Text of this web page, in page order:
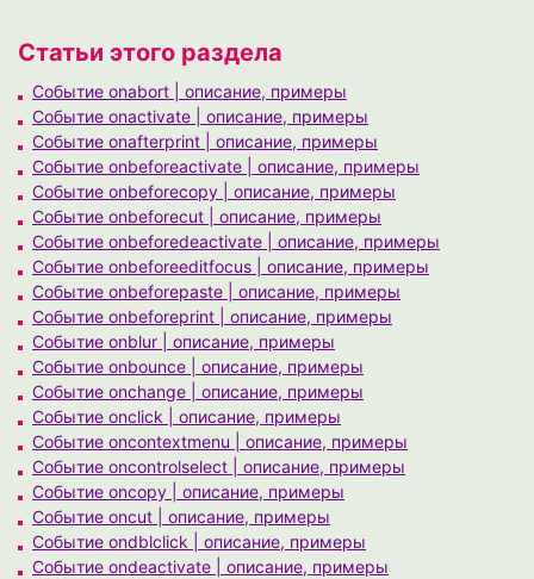
Статьи этого раздела
Событие onabort | описание, примеры
Событие onactivate | описание, примеры
Событие onafterprint | описание, примеры
Событие onbeforeactivate | описание, примеры
Событие onbeforecopy | описание, примеры
Событие onbeforecut | описание, примеры
Событие onbeforedeactivate | описание, примеры
Событие onbeforeeditfocus | описание, примеры
Событие onbeforepaste | описание, примеры
Событие onbeforeprint | описание, примеры
Событие onblur | описание, примеры
Событие onbounce | описание, примеры
Событие onchange | описание, примеры
Событие onclick | описание, примеры
Событие oncontextmenu | описание, примеры
Событие oncontrolselect | описание, примеры
Событие oncopy | описание, примеры
Событие oncut | описание, примеры
Событие ondblclick | описание, примеры
Событие ondeactivate | описание, примеры